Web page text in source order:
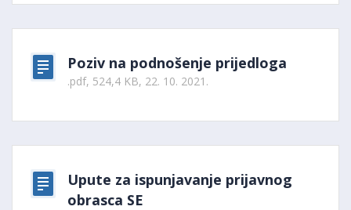
Poziv na podnošenje prijedloga
.pdf, 524,4 KB, 22. 10. 2021.
Upute za ispunjavanje prijavnog
obrasca SE